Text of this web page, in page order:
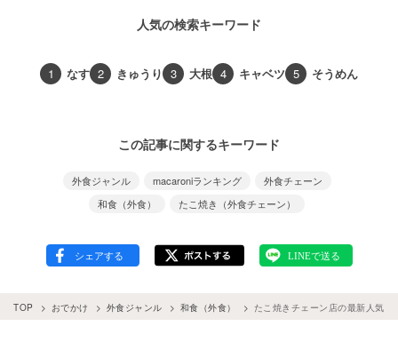
人気の検索キーワード
1 なす 2 きゅうり 3 大根 4 キャベツ 5 そうめん
この記事に関するキーワード
外食ジャンル macaroniランキング
外食チェーン
和食（外食）
たこ焼き（外食チェーン）
TOP おでかけ 外食ジャンル 和食（外食） たこ焼きチェーン店の最新人気